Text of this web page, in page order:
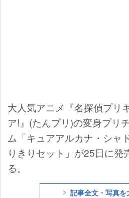
大人気アニメ『名探偵プリ
ア!』(たんプリ)の変身プリ
ム「キュアアルカナ・シャ
りきりセット」が25日に発
る。
記事全文・写真を